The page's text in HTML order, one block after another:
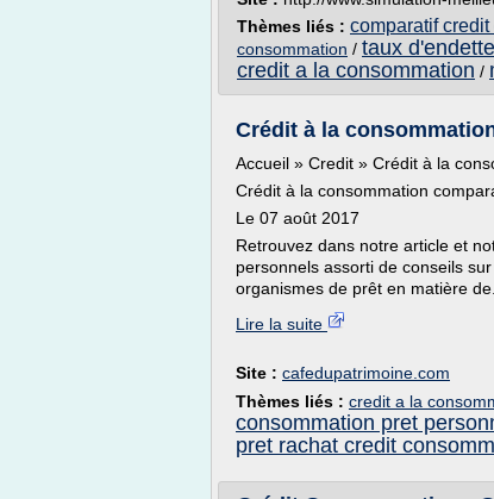
Thèmes liés : comparatif
consommation / taux
credit a la consommation /
Crédit à la
Accueil » Credit » Crédit à la
Crédit à la consommation
Le 07 août 2017
Retrouvez dans notre article et
personnels assorti de conseils
organismes de prêt en matière
Lire la suite
Site : cafedupatrimoine.com
Thèmes liés : credit a la
consommation pret
pret rachat credit